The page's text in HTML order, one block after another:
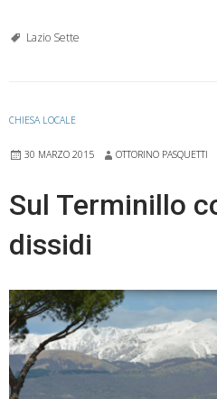
Lazio Sette
CHIESA LOCALE
30 MARZO 2015 OTTORINO PASQUETTI
Sul Terminillo
dissidi